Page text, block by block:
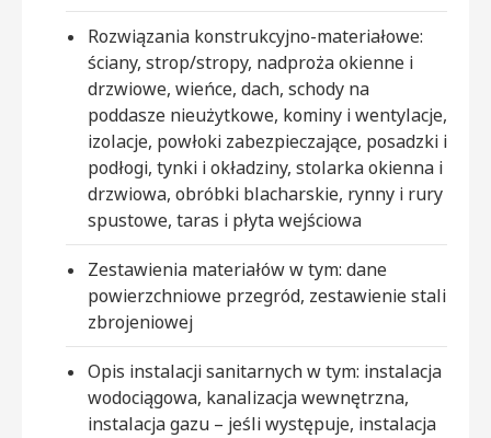
Rozwiązania konstrukcyjno-materiałowe:
ściany, strop/stropy, nadproża okienne i
drzwiowe, wieńce, dach, schody na
poddasze nieużytkowe, kominy i wentylacje,
izolacje, powłoki zabezpieczające, posadzki i
podłogi, tynki i okładziny, stolarka okienna i
drzwiowa, obróbki blacharskie, rynny i rury
spustowe, taras i płyta wejściowa
Zestawienia materiałów w tym: dane
powierzchniowe przegród, zestawienie stali
zbrojeniowej
Opis instalacji sanitarnych w tym: instalacja
wodociągowa, kanalizacja wewnętrzna,
instalacja gazu – jeśli występuje, instalacja